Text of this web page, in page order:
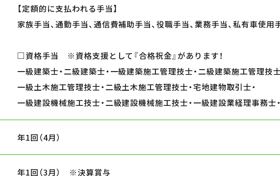
【定額的に支払われる手当】
家族手当、通勤手当、通信費補助手当、役職手当、業務手当、私有車使
□資格手当 ※資格支援として『合格祝金』があります！
一級建築士・二級建築士・ 一級建築施工管理技士・二級建築施工管理技
一級土木施工管理技士・二級土木施工管理技士・宅地建物取引士・
一級建設機械施工技士・二級建設機械施工技士・ 一級建設業経理事務士
年1回（4月）
年1回（3月） ※決算賞与